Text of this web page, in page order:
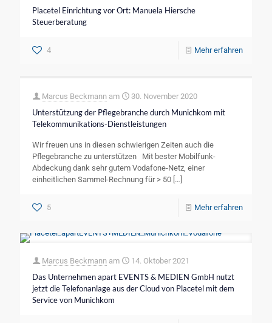
Placetel Einrichtung vor Ort: Manuela Hiersche
Steuerberatung
4 Mehr erfahren
Marcus Beckmann am 30. November 2020
Unterstützung der Pflegebranche durch Munichkom mit
Telekommunikations-Dienstleistungen
Wir freuen uns in diesen schwierigen Zeiten auch die
Pflegebranche zu unterstützen Mit bester Mobilfunk-
Abdeckung dank sehr gutem Vodafone-Netz, einer
einheitlichen Sammel-Rechnung für > 50 […]
5 Mehr erfahren
Marcus Beckmann am 14. Oktober 2021
Das Unternehmen apart EVENTS & MEDIEN GmbH nutzt
jetzt die Telefonanlage aus der Cloud von Placetel mit dem
Service von Munichkom